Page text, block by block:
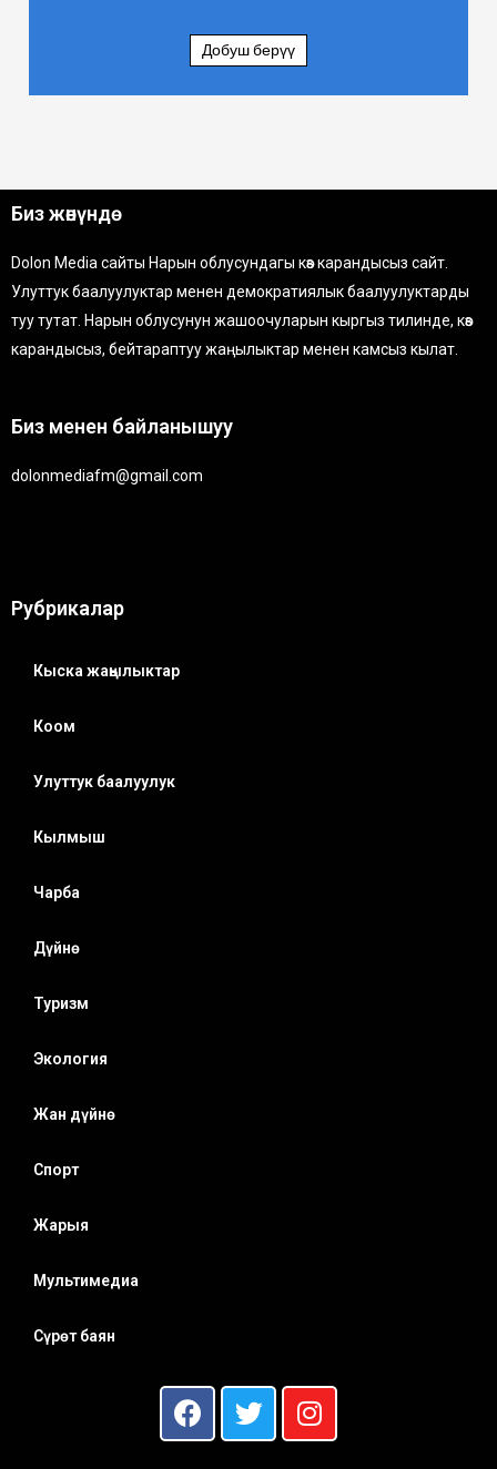
Добуш берүү
Биз жөнүндө
Dolon Media сайты Нарын облусундагы көз карандысыз сайт.
Улуттук баалуулуктар менен демократиялык баалуулуктарды
туу тутат. Нарын облусунун жашоочуларын кыргыз тилинде, көз
карандысыз, бейтараптуу жаңылыктар менен камсыз кылат.
Биз менен байланышуу
dolonmediafm@gmail.com
Рубрикалар
Кыска жаңылыктар
Коом
Улуттук баалуулук
Кылмыш
Чарба
Дүйнө
Туризм
Экология
Жан дүйнө
Спорт
Жарыя
Мультимедиа
Сүрөт баян